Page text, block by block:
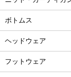
ボトムス
ヘッドウェア
フットウェア